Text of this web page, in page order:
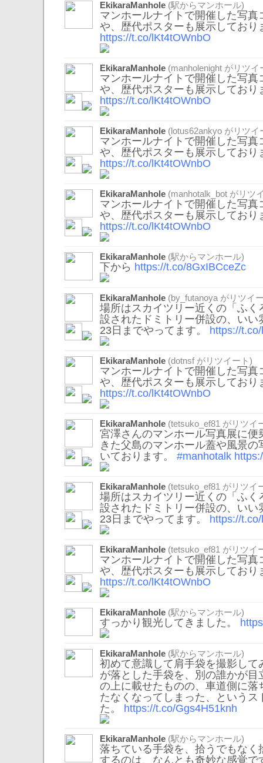
EkikaraManhole (駅からマンホール)
マンホールナイトで開催した写真
や、歴代ポスターも展示しており
https://t.co/lKt4tOWnbO
EkikaraManhole (manholenight がリツイ
マンホールナイトで開催した写真
や、歴代ポスターも展示しており
https://t.co/lKt4tOWnbO
EkikaraManhole (lotus62ankyo がリツイ
マンホールナイトで開催した写真
や、歴代ポスターも展示しており
https://t.co/lKt4tOWnbO
EkikaraManhole (manhotalk_bot がリツ
マンホールナイトで開催した写真
や、歴代ポスターも展示しており
https://t.co/lKt4tOWnbO
EkikaraManhole (駅からマンホール)
下から https://t.co/8GxIBCceZc
EkikaraManhole (by_futanoya がリツイ
場所はスカイツリー近くの「ふく
設されたドミトリー併設の、い
23日までやってます。 https://
EkikaraManhole (dotnsf がリツイート)
マンホールナイトで開催した写真
や、歴代ポスターも展示しており
https://t.co/lKt4tOWnbO
EkikaraManhole (tetsuko_ef81 がリツイ
宮澤さんのマンホール写真展に便
きた父島のマンホール蓋や風景
いております。 #manhotalk
EkikaraManhole (tetsuko_ef81 がリツイ
場所はスカイツリー近くの「ふく
設されたドミトリー併設の、い
23日までやってます。 https://
EkikaraManhole (tetsuko_ef81 がリツイ
マンホールナイトで開催した写真
や、歴代ポスターも展示しており
https://t.co/lKt4tOWnbO
EkikaraManhole (駅からマンホール)
すっかり観光してきました。
EkikaraManhole (駅からマンホール)
初めて意識して肩手袋を撮影して
が落とした手袋を、別の誰かが
の上に載せたものの、車道側に落
たなくなってしまった、というス
た。 https://t.co/Ggs4H51knh
EkikaraManhole (駅からマンホール)
落ちている手袋を、拾うでもなく
するのは、なんとも奇妙な感覚で